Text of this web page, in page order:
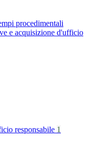
procedimentali
e acquisizione d'ufficio
responsabile 1